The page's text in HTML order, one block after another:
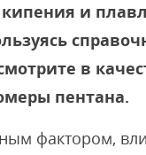
и
в
пентана.
фактором,